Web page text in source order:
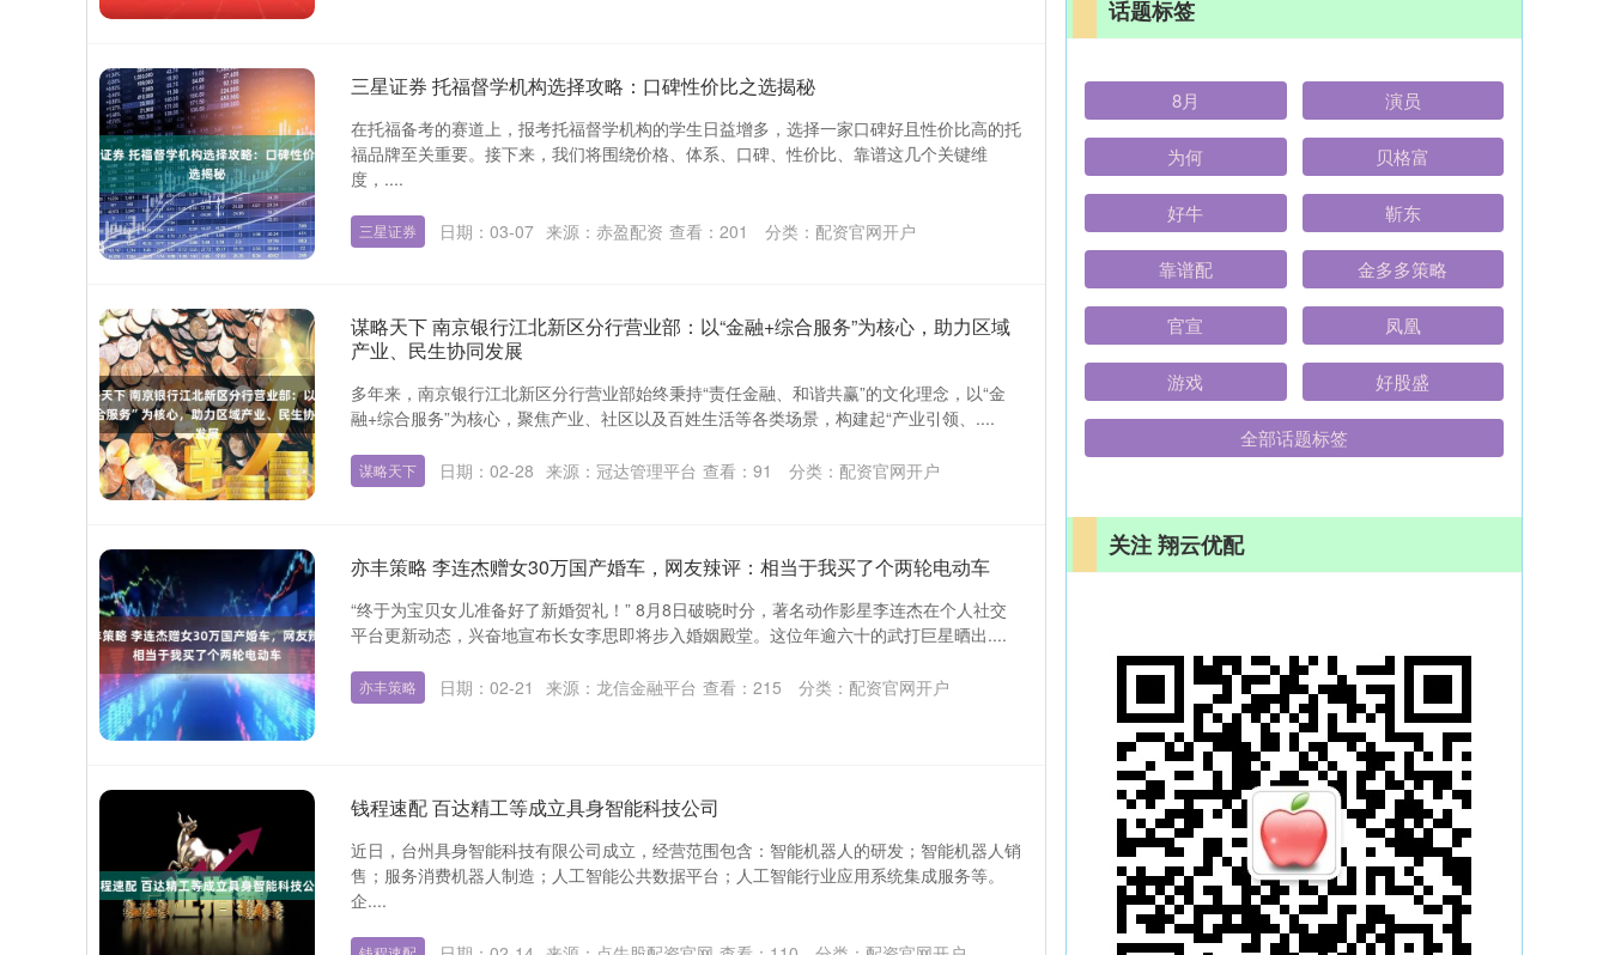
三星证券 托福督学机构选择攻略：口碑性价比之选揭秘
在托福备考的赛道上，报考托福督学机构的学生日益增多，选择一家口碑好且性价比高的托
福品牌至关重要。接下来，我们将围绕价格、体系、口碑、性价比、靠谱这几个关键维
度，....
三星证券 日期：03-07 来源：赤盈配资 查看： 201 分类： 配资官网开户
谋略天下 南京银行江北新区分行营业部：以“金融+综合服务”为核心，助力区域
产业、民生协同发展
多年来，南京银行江北新区分行营业部始终秉持“责任金融、和谐共赢”的文化理念，以“金
融+综合服务”为核心，聚焦产业、社区以及百姓生活等各类场景，构建起“产业引领、....
谋略天下 日期：02-28 来源：冠达管理平台 查看： 91 分类： 配资官网开户
亦丰策略 李连杰赠女30万国产婚车，网友辣评：相当于我买了个两轮电动车
“终于为宝贝女儿准备好了新婚贺礼！” 8月8日破晓时分，著名动作影星李连杰在个人社交
平台更新动态，兴奋地宣布长女李思即将步入婚姻殿堂。这位年逾六十的武打巨星晒出....
亦丰策略 日期：02-21 来源：龙信金融平台 查看： 215 分类： 配资官网开户
钱程速配 百达精工等成立具身智能科技公司
近日，台州具身智能科技有限公司成立，经营范围包含：智能机器人的研发；智能机器人销
售；服务消费机器人制造；人工智能公共数据平台；人工智能行业应用系统集成服务等。
企....
话题标签
8月 演员
为何 贝格富
好牛 靳东
靠谱配 金多多策略
官宣 凤凰
游戏 好股盛
全部话题标签
关注 翔云优配